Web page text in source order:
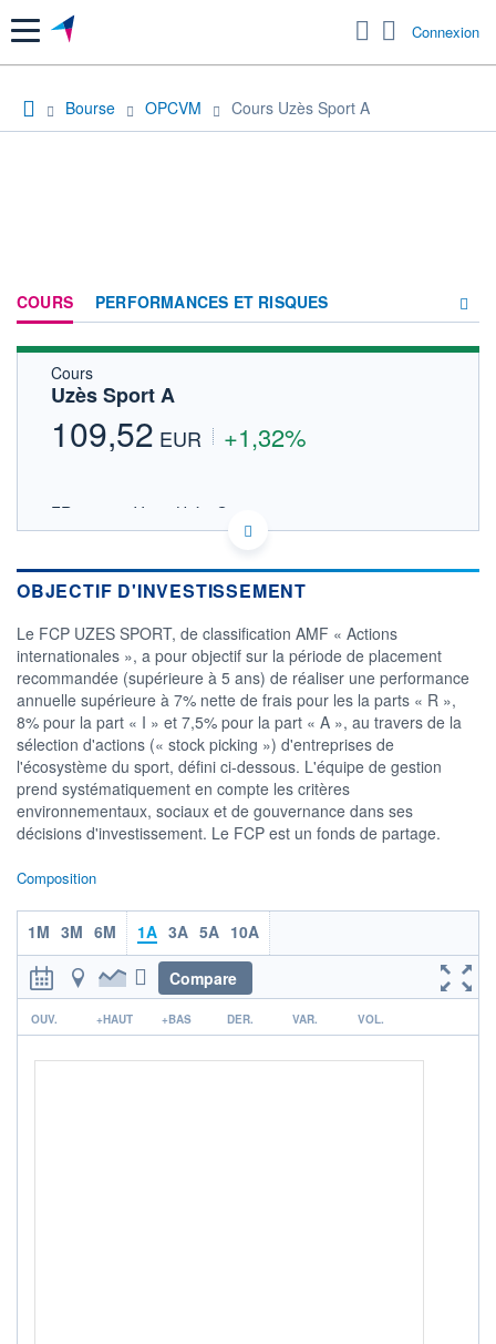
Menu Connexion
Bourse OPCVM Cours Uzès Sport A
COURS PERFORMANCES ET RISQUES
FORUM
Cours
Uzès Sport A
109,52 EUR +1,32%
FR0014011V36 - Uzès Gestion
OPCVM DERNIER COURS CONNU AU 15/07/2026
29/06 15/07
106
CATÉGORIE MORNINGSTAR
Actions International Gdes
Cap. Mixte
FONDS PARTENAIRES
TARIFS PRIVILÉGIÉS 0%
ÉLIGIBILITÉ
CTO BUSINESS
Non éligible Boursobank
ACTIF NET (EUR)
OBJECTIF D'INVESTISSEMENT
Le FCP UZES SPORT, de classification AMF « Actions
internationales », a pour objectif sur la période de placement
recommandée (supérieure à 5 ans) de réaliser une performance
annuelle supérieure à 7% nette de frais pour les la parts « R »,
8% pour la part « I » et 7,5% pour la part « A », au travers de la
sélection d'actions (« stock picking ») d'entreprises de
l'écosystème du sport, défini ci-dessous. L'équipe de gestion
prend systématiquement en compte les critères
environnementaux, sociaux et de gouvernance dans ses
décisions d'investissement. Le FCP est un fonds de partage.
Composition
1M 3M 6M 1A 3A 5A 10A
Compare
r
OUV. +HAUT +BAS DER. VAR. VOL.